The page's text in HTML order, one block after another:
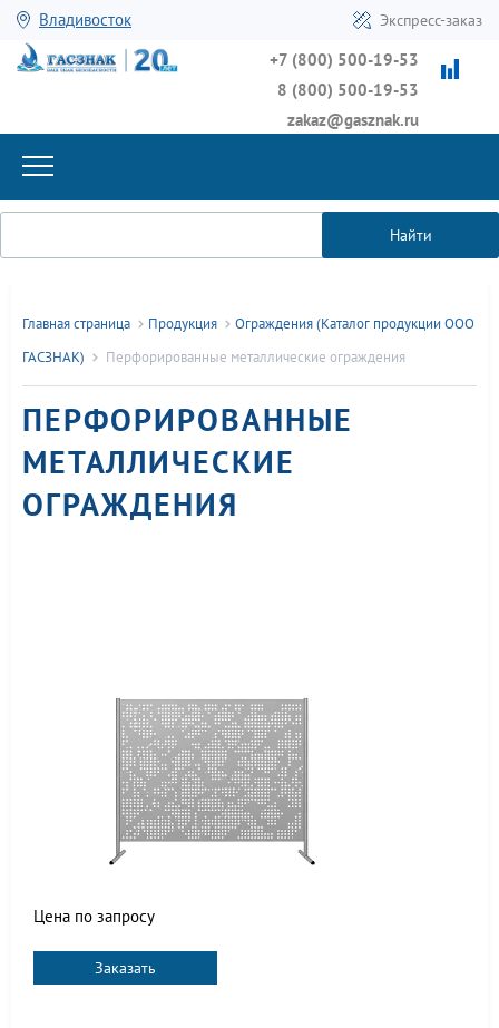
Владивосток Экспресс-заказ
+7 (800) 500-19-53
8 (800) 500-19-53
zakaz@gasznak.ru
Найти
Главная страница Продукция
Ограждения (Каталог продукции ООО
ГАСЗНАК)
Перфорированные металлические ограждения
ПЕРФОРИРОВАННЫЕ
МЕТАЛЛИЧЕСКИЕ
ОГРАЖДЕНИЯ
Цена по запросу
Заказать